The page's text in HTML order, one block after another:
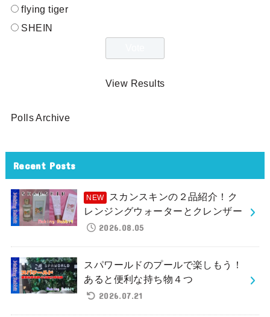
flying tiger
SHEIN
View Results
Polls Archive
Recent Posts
スカンスキンの２品紹介！ク
レンジングウォーターとクレンザー
2026.08.05
スパワールドのプールで楽しもう！
あると便利な持ち物４つ
2026.07.21